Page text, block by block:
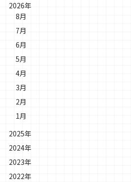
2026年
8月
7月
6月
5月
4月
3月
2月
1月
2025年
2024年
2023年
2022年